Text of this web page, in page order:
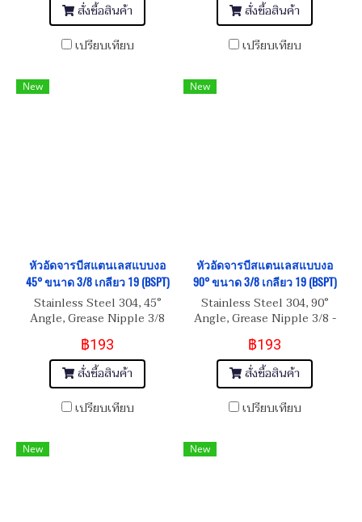
สั่งซื้อสินค้า
เปรียบเทียบ
สั่งซื้อสินค้า
เปรียบเทียบ
New
หัวอัดจารบีสแตนเลสแบบงอ
45° ขนาด 3/8 เกลียว 19 (BSPT)
Stainless Steel 304, 45°
Angle, Grease Nipple 3/8
เกลียว 19 (BSPT)
฿193
สั่งซื้อสินค้า
เปรียบเทียบ
New
หัวอัดจารบีสแตนเลสแบบงอ
90° ขนาด 3/8 เกลียว 19 (BSPT)
Stainless Steel 304, 90°
Angle, Grease Nipple 3/8 -
19 (BSPT)
฿193
สั่งซื้อสินค้า
เปรียบเทียบ
New New